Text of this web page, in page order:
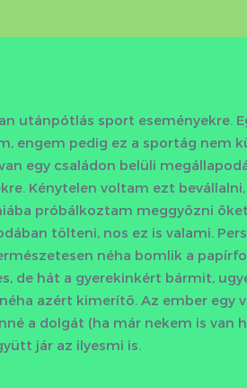
utánpótlás sport eseményekre.
engem pedig ez a sportág nem
egy családon belüli
Kénytelen voltam ezt
próbálkoztam meggyőzni
tölteni, nos ez is valami.
néha bomlik a
de hát a gyerekinkért bármit,
azért kimerítő. Az ember egy
a dolgát (ha már nekem is van
jár az ilyesmi is.